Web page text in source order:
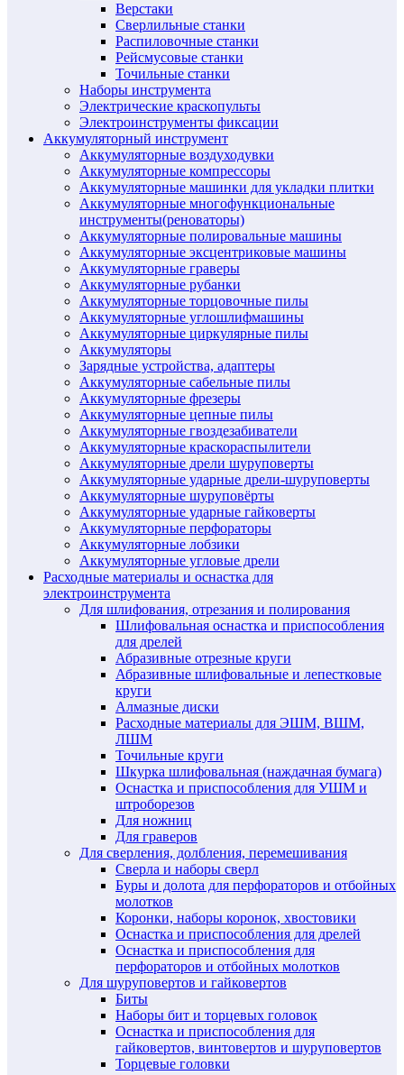
Верстаки
Сверлильные станки
Распиловочные станки
Рейсмусовые станки
Точильные станки
Наборы инструмента
Электрические краскопульты
Электроинструменты фиксации
Аккумуляторный инструмент
Аккумуляторные воздуходувки
Аккумуляторные компрессоры
Аккумуляторные машинки для укладки плитки
Аккумуляторные многофункциональные
инструменты(реноваторы)
Аккумуляторные полировальные машины
Аккумуляторные эксцентриковые машины
Аккумуляторные граверы
Аккумуляторные рубанки
Аккумуляторные торцовочные пилы
Аккумуляторные углошлифмашины
Аккумуляторные циркулярные пилы
Аккумуляторы
Зарядные устройства, адаптеры
Аккумуляторные сабельные пилы
Аккумуляторные фрезеры
Аккумуляторные цепные пилы
Аккумуляторные гвоздезабиватели
Аккумуляторные краскораспылители
Аккумуляторные дрели шуруповерты
Аккумуляторные ударные дрели-шуруповерты
Аккумуляторные шуруповёрты
Аккумуляторные ударные гайковерты
Аккумуляторные перфораторы
Аккумуляторные лобзики
Аккумуляторные угловые дрели
Расходные материалы и оснастка для
электроинструмента
Для шлифования, отрезания и полирования
Шлифовальная оснастка и приспособления
для дрелей
Абразивные отрезные круги
Абразивные шлифовальные и лепестковые
круги
Алмазные диски
Расходные материалы для ЭШМ, ВШМ,
ЛШМ
Точильные круги
Шкурка шлифовальная (наждачная бумага)
Оснастка и приспособления для УШМ и
штроборезов
Для ножниц
Для граверов
Для сверления, долбления, перемешивания
Сверла и наборы сверл
Буры и долота для перфораторов и отбойных
молотков
Коронки, наборы коронок, хвостовики
Оснастка и приспособления для дрелей
Оснастка и приспособления для
перфораторов и отбойных молотков
Для шуруповертов и гайковертов
Биты
Наборы бит и торцевых головок
Оснастка и приспособления для
гайковертов, винтовертов и шуруповертов
Торцевые головки